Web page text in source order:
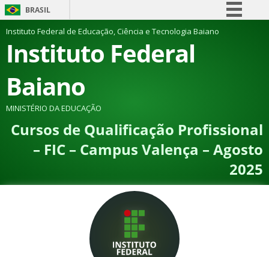
BRASIL
Simplifique!
Comunica BR
Canais
Instituto Federal de Educação, Ciência e Tecnologia Baiano
Instituto Federal
Baiano
MINISTÉRIO DA EDUCAÇÃO
Cursos de Qualificação Profissional
– FIC – Campus Valença – Agosto
2025